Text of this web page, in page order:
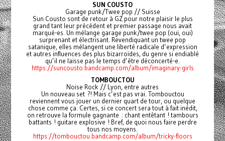
SUN COUSTO
Garage punk/Twee pop // Suisse
Sun Cousto sont de retour à GZ pour notre plaisir le plus
grand tant leur précédent et premier passage nous avait
marqué-es. Un mélange garage punk/twee pop (oui, oui)
surprenant et électrisant. Revendiquant un twee pop
satanique, elles mélangent une liberté radicale d’expression
et autres influences des plus bizarroïdes, du genre si endiablé
qu’il ne laisse pas le temps d’être déconcerté-e.
https://suncousto.bandcamp.com/album/imaginary-girls
TOMBOUCTOU
Noise Rock // Lyon, entre autres
Un nouveau set ?! Mais c’est pas vrai. Tombouctou
reviennent vous jouer un dernier quart de tour, ou quelque
chose comme ça. Certes, si ce concert sera tout à fait inédit,
on retrouve la formule gagnante : chant entêtant ! tambours
battants ! guitare explosive ! Bref, de quoi nous faire perdre
tous nos moyens.
https://tombouctou.bandcamp.com/album/tricky-floors